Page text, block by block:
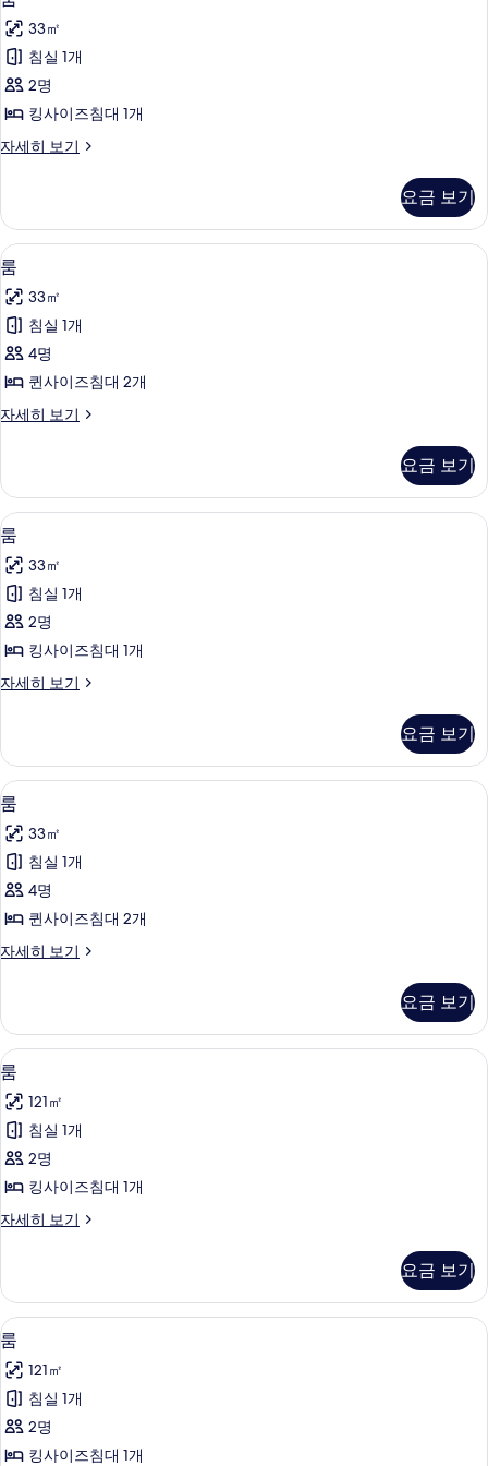
진
모
두
보
기
1
개
(Nobu)
자
세
히
기
사
진
모
두
기
33㎡
침실 1개
2명
킹사이즈침대 1개
자세히 보기
룸
보
기
요금 보기
룸
사
진
모
두
기
필로우탑 침대, 객실 내 금고, 책상, 암
룸
33㎡
침실 1개
4명
퀸사이즈침대 2개
자세히 보기
룸
보
기
요금 보기
룸
사
진
모
두
기
필로우탑 침대, 객실 내 금고, 책상, 암
룸
33㎡
침실 1개
2명
킹사이즈침대 1개
자세히 보기
룸
보
기
요금 보기
룸
사
진
모
두
기
필로우탑 침대, 객실 내 금고, 책상, 암
룸
33㎡
침실 1개
4명
퀸사이즈침대 2개
자세히 보기
룸
보
기
요금 보기
룸
사
진
모
두
기
필로우탑 침대, 객실 내 금고, 책상, 암
룸
121㎡
침실 1개
2명
킹사이즈침대 1개
자세히 보기
룸
보
기
요금 보기
룸
사
진
모
두
필로우탑 침대, 객실 내 금고, 책상, 암
룸
121㎡
침실 1개
2명
킹사이즈침대 1개